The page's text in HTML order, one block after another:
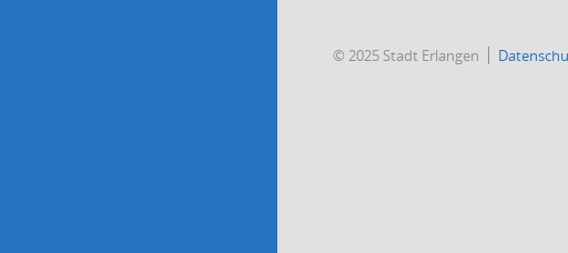
© 2025 Stadt Erlangen